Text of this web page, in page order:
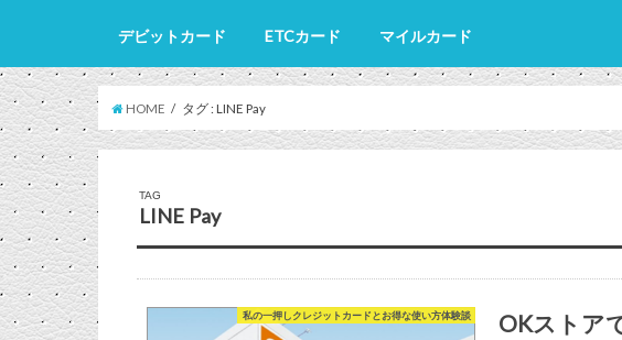
クレジットカード全カードランキング
クレジットカードランキング
ゴールドカードランキング
プラチナカードランキング
ブラックカードランキング クレジットカード詳細
デビットカード
デビットカード比較
デビットカードランキング
ETCカード マイルカード
マイルカードランキング
HOME タグ : LINE Pay
TAG
LINE Pay
私の一押しクレジットカードとお得な使い方体験談
OKストア